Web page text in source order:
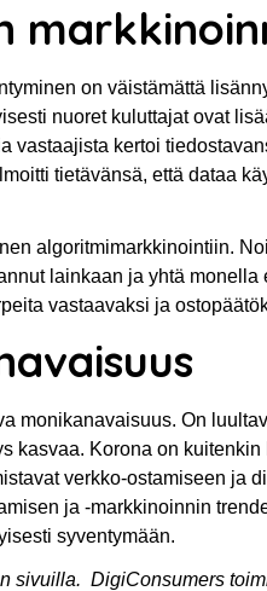
on väistämättä
nuoret kuluttajat ovat
vastaajista kertoi
tietävänsä, että dataa
algoritmimarkkinointiin.
lainkaan ja yhtä monella
vastaavaksi ja
monikanavaisuus. On
kasvaa. Korona on
verkko-ostamiseen ja
ja -markkinoinnin
syventymään.
sivuilla. DigiConsumers